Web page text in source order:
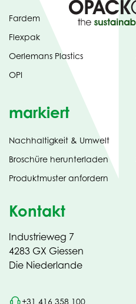
Fardem
Flexpak
Oerlemans Plastics
OPI
markiert
Nachhaltigkeit & Umwelt
Broschüre herunterladen(opens
in
new
Produktmuster anfordern
Kontakt
Industrieweg 7
4283 GX Giessen
Die Niederlande
+31 416 358 100